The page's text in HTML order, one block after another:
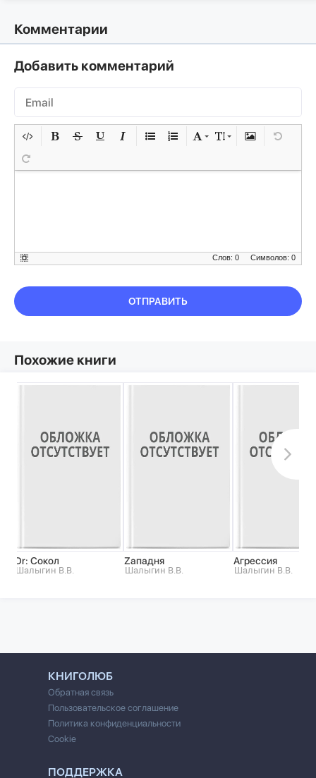
Комментарии
Добавить комментарий
Символов: 0
Слов: 0
ОТПРАВИТЬ
Похожие книги
Dr: Сокол
Шалыгин В.В.
Zападня
Шалыгин В.В.
Агрессия
Шалыгин В.В.
КНИГОЛЮБ
Обратная связь
Пользовательское соглашение
Политика конфиденциальности
Cookie
ПОДДЕРЖКА